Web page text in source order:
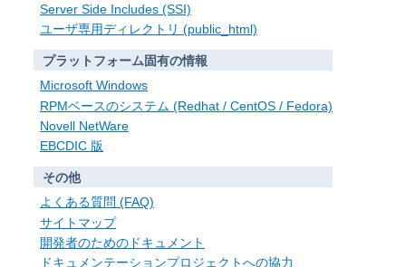
Server Side Includes (SSI)
ユーザ専用ディレクトリ (public_html)
プラットフォーム固有の情報
Microsoft Windows
RPMベースのシステム (Redhat / CentOS / Fedora)
Novell NetWare
EBCDIC 版
その他
よくある質問 (FAQ)
サイトマップ
開発者のためのドキュメント
ドキュメンテーションプロジェクトへの協力